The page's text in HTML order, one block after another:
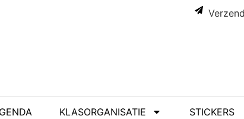
KLASORGANISATIE STICKERS